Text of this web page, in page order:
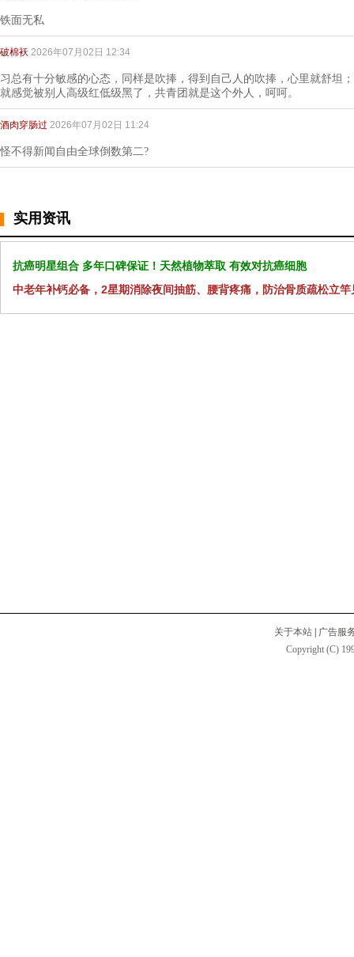
铁面无私
破棉袄 2026年07月02日 12:34
习总有十分敏感的心态，同样是吹捧，得到自己人的吹捧，心里就舒坦
就感觉被别人高级红低级黑了，共青团就是这个外人，呵呵。
酒肉穿肠过 2026年07月02日 11:24
怪不得新闻自由全球倒数第二?
实用资讯
抗癌明星组合 多年口碑保证！天然植物萃取 有效对抗癌细胞
中老年补钙必备，2星期消除夜间抽筋、腰背疼痛，防治骨质疏松立竿
关于本站
广告服
Copyright (C)